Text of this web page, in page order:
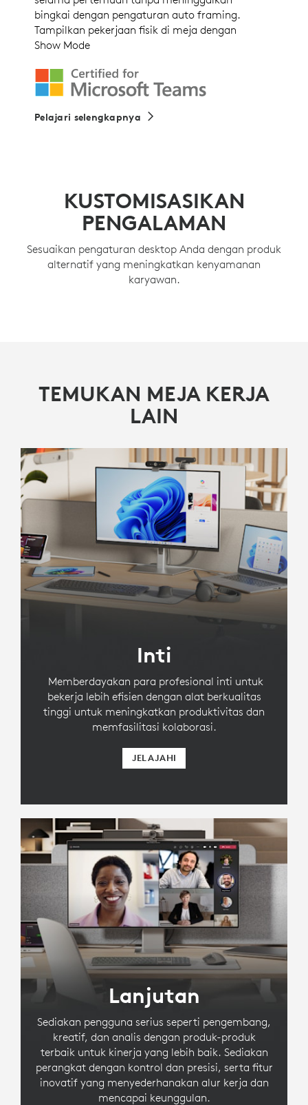
bingkai dengan pengaturan auto framing.
Tampilkan pekerjaan fisik di meja dengan
Show Mode
Pelajari selengkapnya
KUSTOMISASIKAN
PENGALAMAN
Sesuaikan pengaturan desktop Anda dengan produk
alternatif yang meningkatkan kenyamanan
karyawan.
TEMUKAN MEJA KERJA
LAIN
Inti
Memberdayakan para profesional inti untuk
bekerja lebih efisien dengan alat berkualitas
tinggi untuk meningkatkan produktivitas dan
memfasilitasi kolaborasi.
JELAJAHI
Lanjutan
Sediakan pengguna serius seperti pengembang,
kreatif, dan analis dengan produk-produk
terbaik untuk kinerja yang lebih baik. Sediakan
perangkat dengan kontrol dan presisi, serta fitur
inovatif yang menyederhanakan alur kerja dan
mencapai keunggulan.